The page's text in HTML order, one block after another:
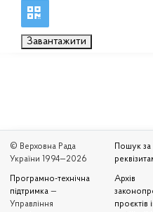
Завантажити
© Верховна Рада
України 1994—2026
Програмно-технічна
підтримка —
Управління
Пошук за
Архів
проєктів